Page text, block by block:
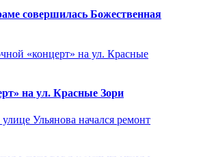
совершилась Божественная
на ул. Красные Зори